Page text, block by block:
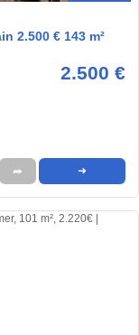
2.500 € 143 m²
2.500 €
➦ ➜